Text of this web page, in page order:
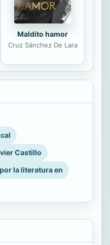
Maldito hamor
Cruz Sánchez De Lara
Castillo
la literatura en